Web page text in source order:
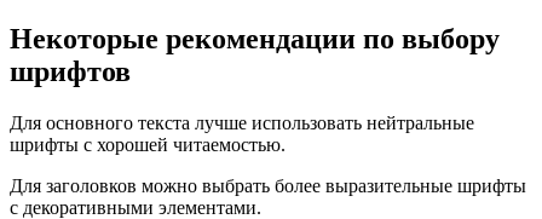
Некоторые рекомендации по выбору
шрифтов
Для основного текста лучше использовать нейтральные
шрифты с хорошей читаемостью.
Для заголовков можно выбрать более выразительные шрифты
с декоративными элементами.